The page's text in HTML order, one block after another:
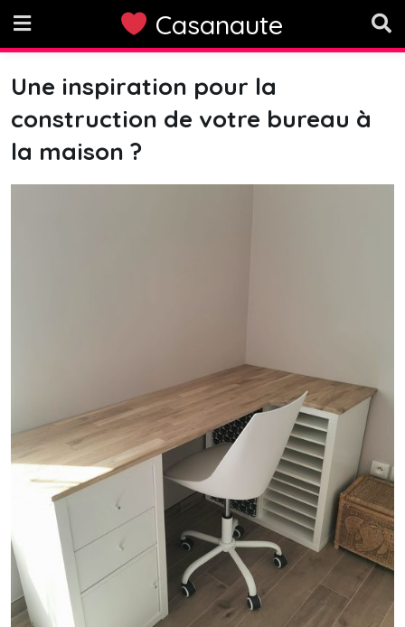
content
Casanaute
Une inspiration pour la
construction de votre bureau à
la maison ?